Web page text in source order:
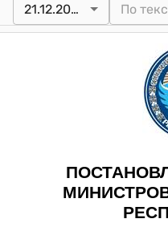
21.12.2023